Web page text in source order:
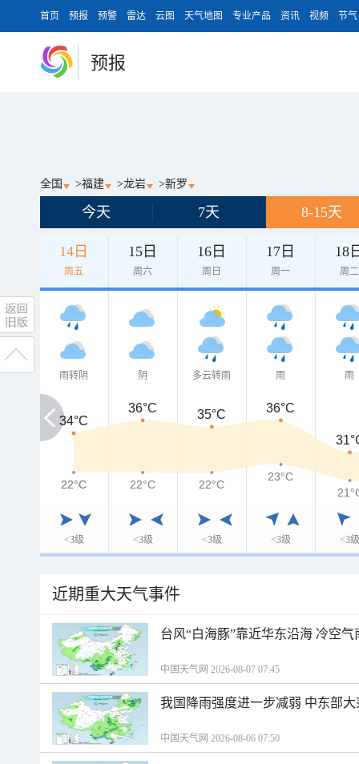
首页 预报 预警 雷达 云图 天气地图 专业产品 资讯 视频 节气
预报
全国 >福建 >龙岩 >新罗
今天 7天 8-15天
14日
周五
15日
周六
16日
周日
17日
周一
18
周二
雨转阴
<3级
阴
<3级
多云转雨
<3级
雨
<3级
雨
<3级
34°C
34°C
36°C 35°C 36°C
22°C
22°C 22°C 22°C
23°C
近期重大天气事件
台风“白海豚”靠近华东沿海 冷空
中国天气网 2026-08-07 07:45
我国降雨强度进一步减弱 中东部
中国天气网 2026-08-06 07:50